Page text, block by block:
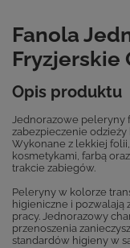
Fanola
Fryzjerskie
Opis produktu
Jednorazowe peleryny
zabezpieczenie odzieży
Wykonane z lekkiej
kosmetykami, farbą
trakcie zabiegów.
Peleryny w kolorze
higieniczne i
pracy. Jednorazowy
przenoszenia
standardów higieny w